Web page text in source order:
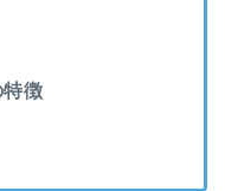
特徴